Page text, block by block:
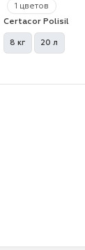
1 цветов
Certacor Polisil
8 кг 20 л